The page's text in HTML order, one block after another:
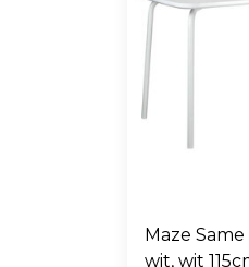
Maze
wit, wit